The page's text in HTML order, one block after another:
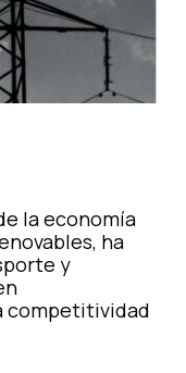
la economía
ha
y
competitividad